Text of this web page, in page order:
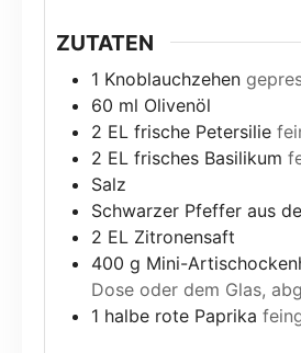
ZUTATEN
1 Knoblauchzehen
60 ml Olivenöl
2 EL frische Petersilie
2 EL frisches Basilikum
Salz
Schwarzer Pfeffer aus
2 EL Zitronensaft
400 g Mini-
Dose oder dem Glas,
1 halbe rote Paprika